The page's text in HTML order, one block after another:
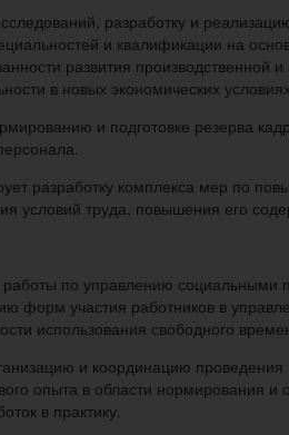
разработку и
и квалификации на
развития производственной
в новых экономических
и подготовке резерва
разработку комплекса мер по
условий труда, повышения его
по управлению социальными
форм участия работников в
использования свободного
и координацию
опыта в области нормирования и
в практику.